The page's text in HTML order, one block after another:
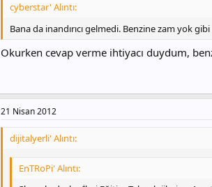
cyberstar' Alıntı:
Bana da inandırıcı gelmedi. Benzine zam yok
Okurken cevap verme ihtiyacı duydum,
21 Nisan 2012
dijitalyerli' Alıntı:
EnTRoPi' Alıntı: